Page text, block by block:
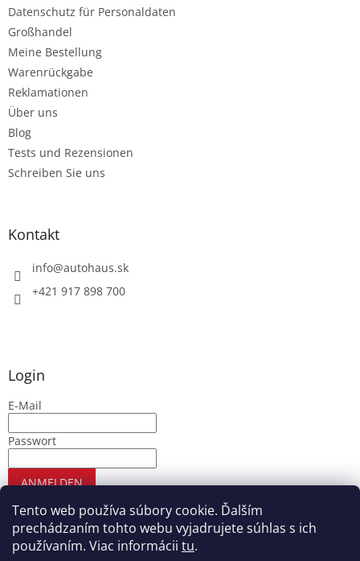
Tento web používa súbory cookie. Ďalším
prechádzaním tohto webu vyjadrujete súhlas s ich
používaním. Viac informácii tu.
Datenschutz für Personaldaten
Großhandel
Meine Bestellung
Warenrückgabe
Reklamationen
Über uns
Blog
Tests und Rezensionen
Schreiben Sie uns
Kontakt
info@autohaus.sk
+421 917 898 700
Login
E-Mail
Passwort
ANMELDEN
Neues Konto registrierenPasswort vergessen